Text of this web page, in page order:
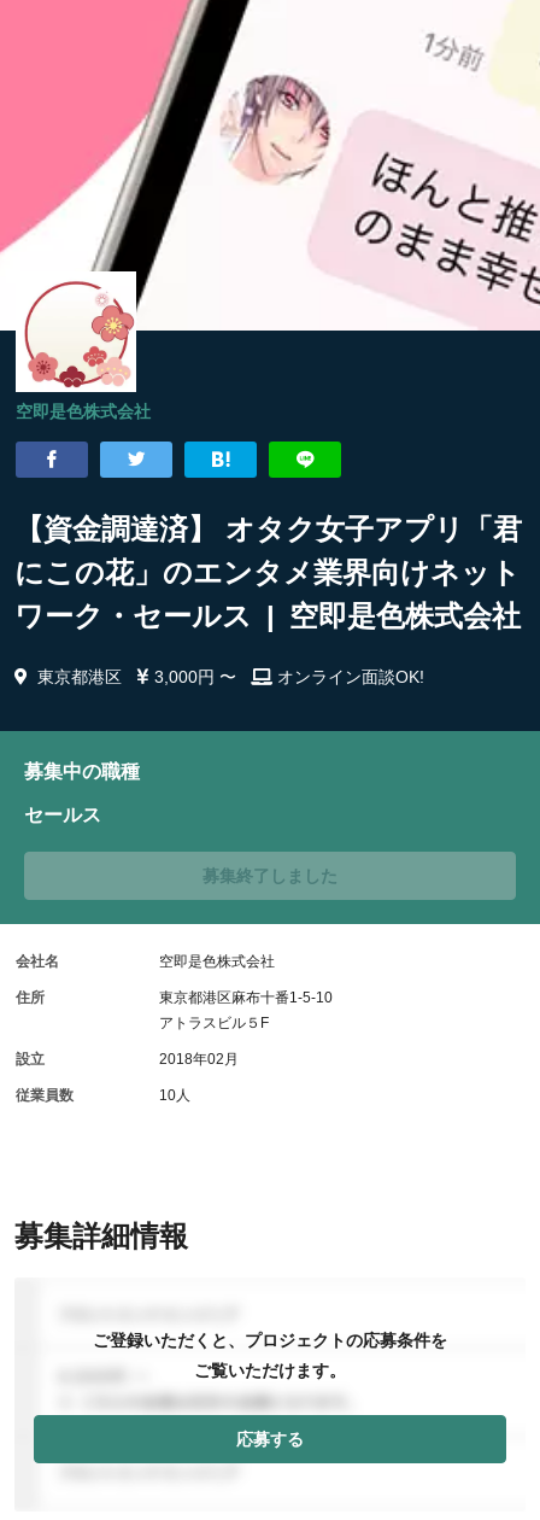
空即是色株式会社
【資金調達済】 オタク女子アプリ「君
にこの花」のエンタメ業界向けネット
ワーク・セールス | 空即是色株式会社
東京都港区 3,000円 〜 オンライン面談OK!
募集詳細情報
ご登録いただくと、プロジェクトの応募条件を
ご覧いただけます。
応募する
募集中の職種
セールス
募集終了しました
会社名 空即是色株式会社
住所
東京都港区麻布十番1-5-10
アトラスビル５F
設立 2018年02月
従業員数 10人